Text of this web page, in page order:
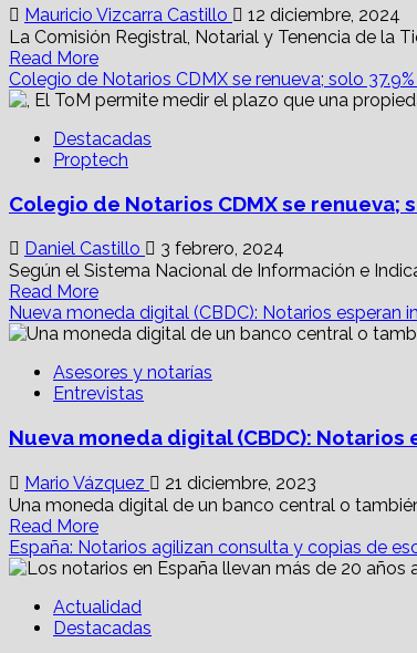
y
sin
preparación;
va
contra
Mauricio Vizcarra Castillo
12 diciembre, 2024
La Comisión Registral, Notarial y Tenencia de la
Read MoreRead
more
about
y
Congreso
la
buscan
preservar
450,000
libros
notariales
Colegio de Notarios CDMX se renueva; solo
Destacadas
Proptech
Colegio de Notarios CDMX se renueva;
Daniel Castillo
3 febrero, 2024
Según el Sistema Nacional de Información e
Read MoreRead
more
about
de
Notarios
se
solo
37.9%
de
casas,
con
Nueva moneda digital (CBDC): Notarios esperan
Asesores y notarías
Entrevistas
Nueva moneda digital (CBDC):
Mario Vázquez
21 diciembre, 2023
Una moneda digital de un banco central o
Read MoreRead
more
about
moneda
digital
España: Notarios agilizan consulta y copias de
Actualidad
Destacadas